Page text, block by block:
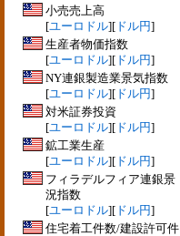
小売売上高
[ユーロドル][ ドル円]
生産者物価指数
[ユーロドル][ ドル円]
NY連銀製造業景気指数
[ユーロドル][ ドル円]
対米証券投資
[ユーロドル][ ドル円]
鉱工業生産
[ユーロドル][ ドル円]
フィラデルフィア連銀景
況指数
[ユーロドル][ ドル円]
住宅着工件数/建設許可件